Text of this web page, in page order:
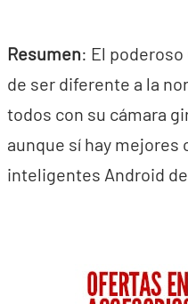
Resumen: El
de ser diferente a la
todos con su cámara
aunque sí hay mejores
inteligentes Android